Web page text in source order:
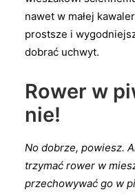
nawet w małej
prostsze i
dobrać uchwyt.
Rower w
nie!
No dobrze, powiesz.
trzymać rower w
przechowywać go w